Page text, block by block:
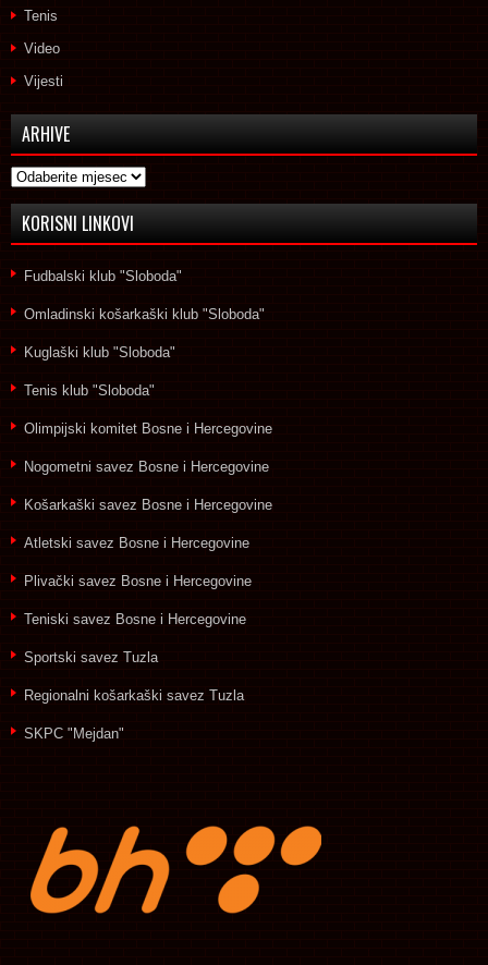
Tenis
Video
Vijesti
ARHIVE
Arhive
KORISNI LINKOVI
Fudbalski klub "Sloboda"
Omladinski košarkaški klub "Sloboda"
Kuglaški klub "Sloboda"
Tenis klub "Sloboda"
Olimpijski komitet Bosne i Hercegovine
Nogometni savez Bosne i Hercegovine
Košarkaški savez Bosne i Hercegovine
Atletski savez Bosne i Hercegovine
Plivački savez Bosne i Hercegovine
Teniski savez Bosne i Hercegovine
Sportski savez Tuzla
Regionalni košarkaški savez Tuzla
SKPC "Mejdan"